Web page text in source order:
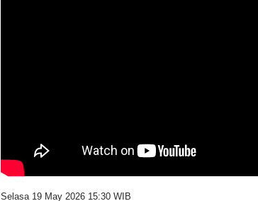
Selasa 19 May 2026 15:30 WIB